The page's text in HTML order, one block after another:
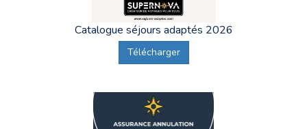
Catalogue séjours adaptés 2026
Télécharger